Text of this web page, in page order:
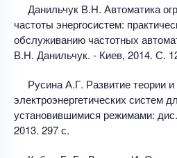
Данильчук В.Н. Автоматика
частоты энергосистем:
обслуживанию частотных
В.Н. Данильчук. - Киев, 2014. С.
Русина А.Г. Развитие теории
электроэнергетических систем
установившимися режимами:
2013. 297 с.